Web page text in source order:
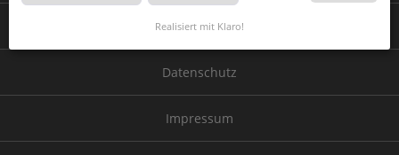
AGB
Datenschutz
Impressum
Realisiert mit Klaro!